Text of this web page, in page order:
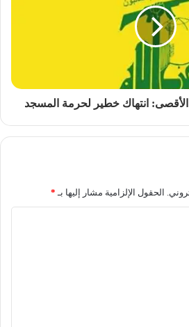
الأقصى: انتهاك خطير لحرمة المسجد
الحقول الإلزامية مشار إليها بـ *